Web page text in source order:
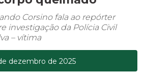
Corsino fala ao repórter
investigação da Polícia Civil
– vítima
dezembro de 2025